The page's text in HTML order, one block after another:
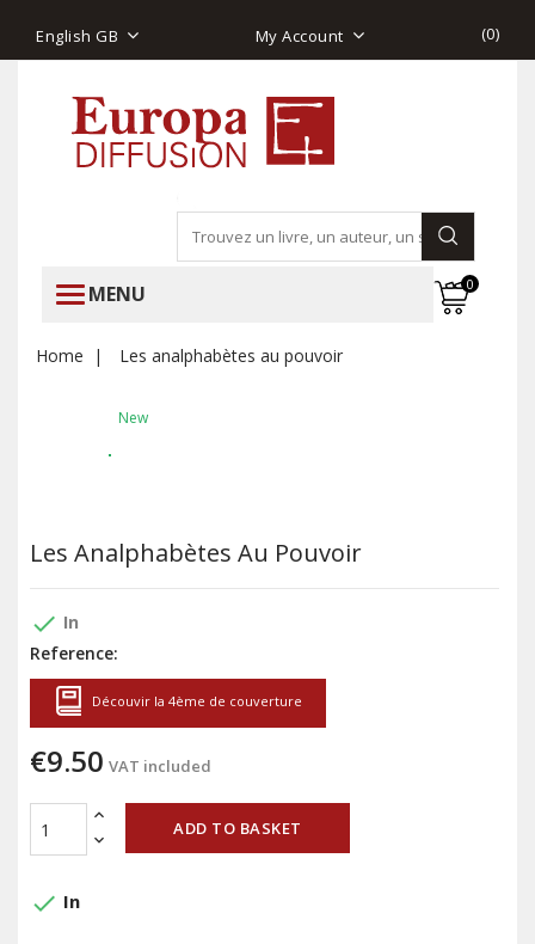
English GB My Account (0)
MENU 0
Home Les analphabètes au pouvoir
New
Les Analphabètes Au Pouvoir
done In
Reference:
Découvir la 4ème de couverture
€9.50 VAT included
ADD TO BASKET
done In